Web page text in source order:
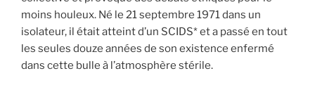
moins houleux. Né le 21 septembre 1971 dans un
isolateur, il était atteint d’un SCIDS* et a passé en tout
les seules douze années de son existence enfermé
dans cette bulle à l’atmosphère stérile.